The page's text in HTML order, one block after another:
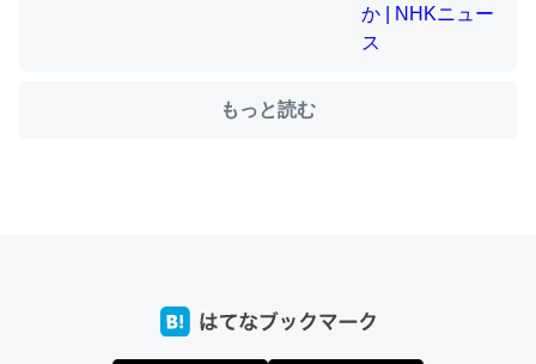
コミュニケーションが劇的に変化した｜tayorini by LIFULL介護
もっと読む